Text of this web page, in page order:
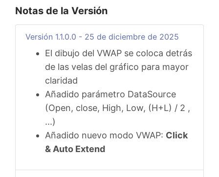
Notas de la Versión
Versión 1.1.0.0 - 25 de diciembre de 2025
El dibujo del VWAP se coloca detrás
de las velas del gráfico para mayor
claridad
Añadido parámetro DataSource
(Open, close, High, Low, (H+L) / 2 ,
...)
Añadido nuevo modo VWAP: Click
& Auto Extend